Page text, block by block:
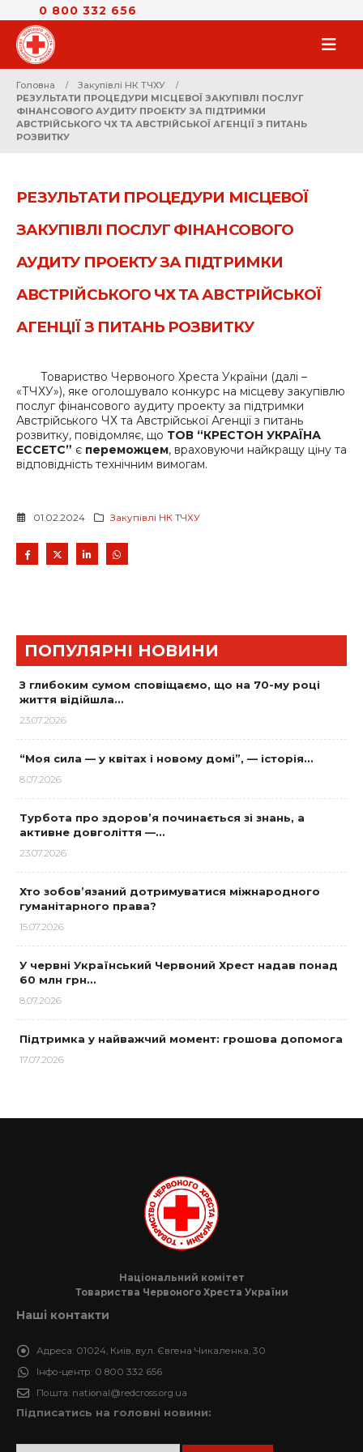
0 800 332 656
Головна
Закупівлі НК ТЧХУ
РЕЗУЛЬТАТИ ПРОЦЕДУРИ МІСЦЕВОЇ ЗАКУПІВЛІ ПОСЛУГ
ФІНАНСОВОГО АУДИТУ ПРОЕКТУ ЗА ПІДТРИМКИ
АВСТРІЙСЬКОГО ЧХ ТА АВСТРІЙСЬКОЇ АГЕНЦІЇ З ПИТАНЬ
РОЗВИТКУ
РЕЗУЛЬТАТИ ПРОЦЕДУРИ МІСЦЕВОЇ
ЗАКУПІВЛІ ПОСЛУГ ФІНАНСОВОГО
АУДИТУ ПРОЕКТУ ЗА ПІДТРИМКИ
АВСТРІЙСЬКОГО ЧХ ТА АВСТРІЙСЬКОЇ
АГЕНЦІЇ З ПИТАНЬ РОЗВИТКУ
Товариство Червоного Хреста України (далі –
«ТЧХУ»), яке оголошувало конкурс на місцеву закупівлю
послуг фінансового аудиту проекту за підтримки
Австрійського ЧХ та Австрійської Агенції з питань
розвитку, повідомляє, що ТОВ “КРЕСТОН УКРАЇНА
ЕССЕТС” є переможцем, враховуючи найкращу ціну та
відповідність технічним вимогам.
01.02.2024 Закупівлі НК ТЧХУ
ПОПУЛЯРНІ НОВИНИ
З глибоким сумом сповіщаємо, що на 70-му році
життя відійшла…
23.07.2026
“Моя сила — у квітах і новому домі”, — історія…
8.07.2026
Турбота про здоров’я починається зі знань, а
активне довголіття —…
23.07.2026
Хто зобов’язаний дотримуватися міжнародного
гуманітарного права?
15.07.2026
У червні Український Червоний Хрест надав понад
60 млн грн…
8.07.2026
Підтримка у найважчий момент: грошова допомога
17.07.2026
Національний комітет
Товариства Червоного Хреста України
Наші контакти
Адреса: 01024, Київ, вул. Євгена Чикаленка, 30
Інфо-центр: 0 800 332 656
Пошта: national@redcross.org.ua
Підписатись на головні новини: